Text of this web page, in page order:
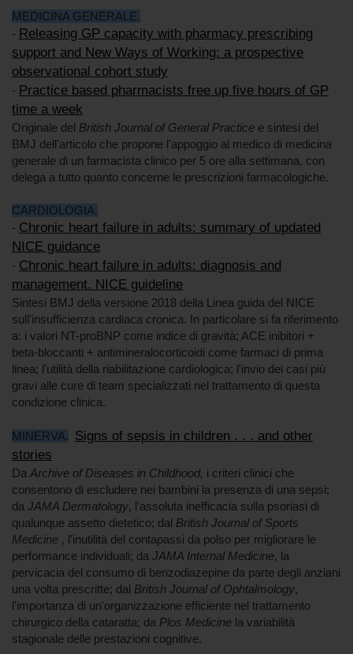
MEDICINA GENERALE.
- Releasing GP capacity with pharmacy prescribing
support and New Ways of Working: a prospective
observational cohort study
- Practice based pharmacists free up five hours of GP
time a week
Originale del British Journal of General Practice e sintesi del
BMJ dell'articolo che propone l'appoggio al medico di medicina
generale di un farmacista clinico per 5 ore alla settimana, con
delega a tutto quanto concerne le prescrizioni farmacologiche.
CARDIOLOGIA.
- Chronic heart failure in adults: summary of updated
NICE guidance
- Chronic heart failure in adults: diagnosis and
management. NICE guideline
Sintesi BMJ della versione 2018 della Linea guida del NICE
sull'insufficienza cardiaca cronica. In particolare si fa riferimento
a: i valori NT-proBNP come indice di gravità; ACE inibitori +
beta-bloccanti + antimineralocorticoidi come farmaci di prima
linea; l'utilità della riabilitazione cardiologica; l'invio dei casi più
gravi alle cure di team specializzati nel trattamento di questa
condizione clinica.
MINERVA. Signs of sepsis in children . . . and other
stories
Da Archive of Diseases in Childhood, i criteri clinici che
consentono di escludere nei bambini la presenza di una sepsi;
da JAMA Dermatology, l'assoluta inefficacia sulla psoriasi di
qualunque assetto dietetico; dal British Journal of Sports
Medicine , l'inutilità del contapassi da polso per migliorare le
performance individuali; da JAMA Internal Medicine, la
pervicacia del consumo di benzodiazepine da parte degli anziani
una volta prescritte; dal British Journal of Ophtalmology,
l'importanza di un'organizzazione efficiente nel trattamento
chirurgico della cataratta; da Plos Medicine la variabilità
stagionale delle prestazioni cognitive.